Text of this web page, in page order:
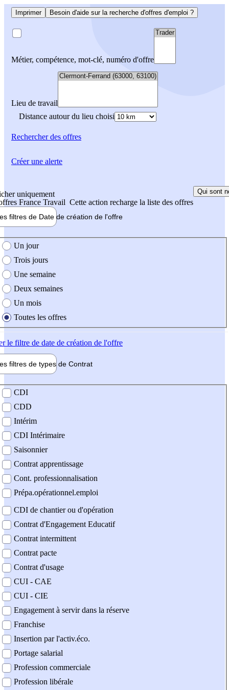
Imprimer Besoin d'aide sur la recherche d'offres d'emploi ?
Métier, compétence, mot-clé, numéro d'offre
Lieu de travail
Distance autour du lieu choisi
Rechercherdes offres
uniquement
France Travail Cette action recharge la liste des offres
Qui sont
filtres de Date de création de l'offre
création de l'offre
Un jour
Trois jours
Une semaine
Deux semaines
Un mois
Toutes les offres
le filtre de date de création de l'offre
filtres de types de Contrat
contrat
CDI
CDD
Intérim
CDI Intérimaire
Saisonnier
Contrat apprentissage
Cont. professionnalisation
Prépa.opérationnel.emploi
CDI de chantier ou d'opération
Contrat d'Engagement Educatif
Contrat intermittent
Contrat pacte
Contrat d'usage
CUI - CAE
CUI - CIE
Engagement à servir dans la réserve
Franchise
Insertion par l'activ.éco.
Portage salarial
Profession commerciale
Profession libérale
Créer une alerte